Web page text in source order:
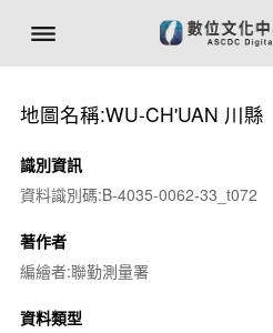
地圖名稱:WU-CH'UAN 川縣
識別資訊
資料識別碼:B-4035-0062-33_t072
著作者
編繪者:聯勤測量署
資料類型